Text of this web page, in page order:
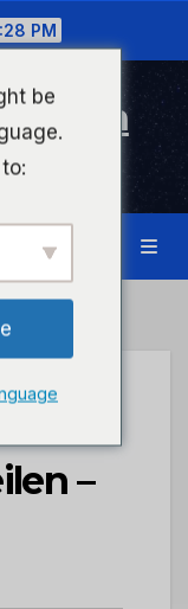
PM
–
be